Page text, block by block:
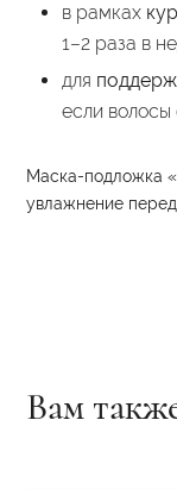
в рамках
1–2 раза в
для
если волосы
Маска-подложка
увлажнение
Вам